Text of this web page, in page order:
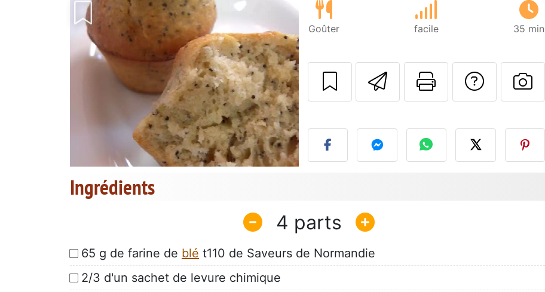
Goûter facile 35 min
Envoyer cette
Imprimer
Ingrédients
4
65 g de farine de blé t110 de Saveurs de Normandie
2/3 d'un sachet de levure chimique